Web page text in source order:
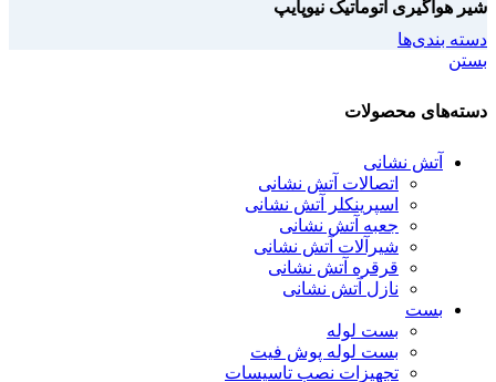
شیر هواگیری اتوماتیک نیوپایپ
دسته بندی‌ها
بستن
دسته‌های محصولات
آتش نشانی
اتصالات آتش نشانی
اسپرینکلر آتش نشانی
جعبه آتش نشانی
شیرآلات آتش نشانی
قرقره آتش نشانی
نازل آتش نشانی
بست
بست لوله
بست لوله پوش فیت
تجهیزات نصب تاسیسات